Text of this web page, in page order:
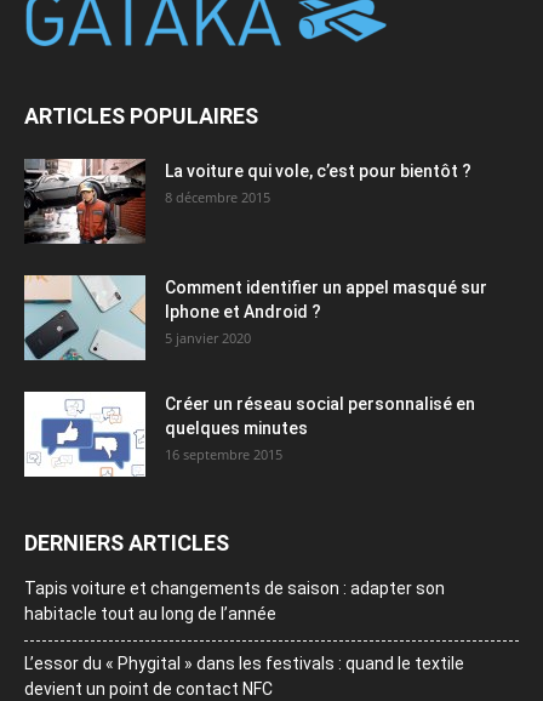
ARTICLES POPULAIRES
La voiture qui vole, c’est pour bientôt ?
8 décembre 2015
Comment identifier un appel masqué sur
Iphone et Android ?
5 janvier 2020
Créer un réseau social personnalisé en
quelques minutes
16 septembre 2015
DERNIERS ARTICLES
Tapis voiture et changements de saison : adapter son
habitacle tout au long de l’année
L’essor du « Phygital » dans les festivals : quand le textile
devient un point de contact NFC